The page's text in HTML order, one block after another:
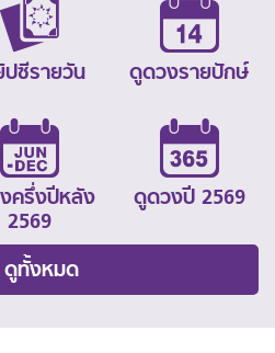
ปซีรายวัน ดูดวงรายปักษ์
ครึ่งปีหลัง
2569
ดูดวงปี 2569
ดูทั้งหมด